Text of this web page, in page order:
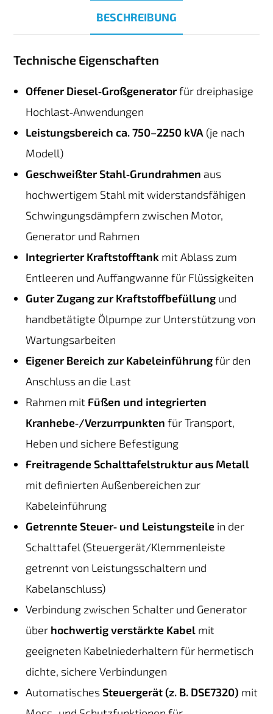
BESCHREIBUNG
Technische Eigenschaften
Offener Diesel‑Großgeneratorfür dreiphasige
Hochlast‑Anwendungen
Leistungsbereich ca. 750–2250 kVA (je nach
Modell)
Geschweißter Stahl‑Grundrahmen aus
hochwertigem Stahl mit widerstandsfähigen
Schwingungsdämpfern zwischen Motor,
Generator und Rahmen
Integrierter Kraftstofftank mit Ablass zum
Entleeren und Auffangwanne für Flüssigkeiten
Guter Zugang zur Kraftstoffbefüllung und
handbetätigte Ölpumpe zur Unterstützung von
Wartungsarbeiten
Eigener Bereich zur Kabeleinführungfür den
Anschluss an die Last
Rahmen mit Füßen und integrierten
Kranhebe‑/Verzurrpunkten für Transport,
Heben und sichere Befestigung
Freitragende Schalttafelstruktur aus Metall
mit definierten Außenbereichen zur
Kabeleinführung
Getrennte Steuer‑ und Leistungsteile in der
Schalttafel (Steuergerät/Klemmenleiste
getrennt von Leistungsschaltern und
Kabelanschluss)
Verbindung zwischen Schalter und Generator
über hochwertig verstärkte Kabel mit
geeigneten Kabelniederhaltern für hermetisch
dichte, sichere Verbindungen
AutomatischesSteuergerät (z. B. DSE7320) mit